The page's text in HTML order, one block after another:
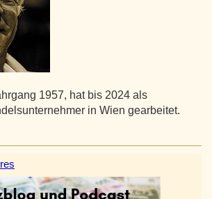
1957, hat bis 2024 als
in Wien gearbeitet.